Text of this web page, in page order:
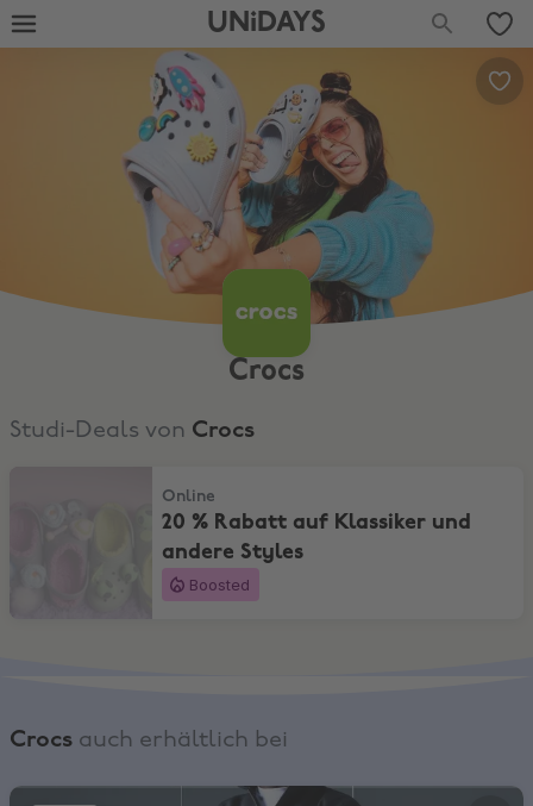
UNiDAYS
Crocs
Studi-Deals von Crocs
Online
20 % Rabatt auf Klassiker und
andere Styles
Boosted
Crocs auch erhältlich bei
Footasylum, 10% Studi-Rabatt